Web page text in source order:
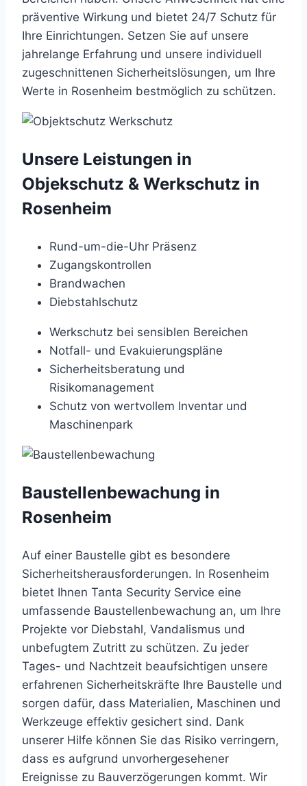
präventive Wirkung und bietet 24/7 Schutz für
Ihre Einrichtungen. Setzen Sie auf unsere
jahrelange Erfahrung und unsere individuell
zugeschnittenen Sicherheitslösungen, um Ihre
Werte in Rosenheim bestmöglich zu schützen.
Unsere Leistungen in
Objekschutz & Werkschutz in
Rosenheim
Rund-um-die-Uhr Präsenz
Zugangskontrollen
Brandwachen
Diebstahlschutz
Werkschutz bei sensiblen Bereichen
Notfall- und Evakuierungspläne
Sicherheitsberatung und
Risikomanagement
Schutz von wertvollem Inventar und
Maschinenpark
Baustellenbewachung in
Rosenheim
Auf einer Baustelle gibt es besondere
Sicherheitsherausforderungen. In Rosenheim
bietet Ihnen Tanta Security Service eine
umfassende Baustellenbewachung an, um Ihre
Projekte vor Diebstahl, Vandalismus und
unbefugtem Zutritt zu schützen. Zu jeder
Tages- und Nachtzeit beaufsichtigen unsere
erfahrenen Sicherheitskräfte Ihre Baustelle und
sorgen dafür, dass Materialien, Maschinen und
Werkzeuge effektiv gesichert sind. Dank
unserer Hilfe können Sie das Risiko verringern,
dass es aufgrund unvorhergesehener
Ereignisse zu Bauverzögerungen kommt. Wir